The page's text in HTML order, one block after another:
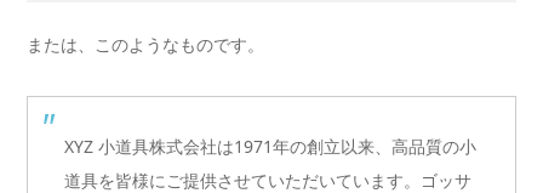
または、このようなものです。
XYZ 小道具株式会社は1971年の創立以来、高品質の小
道具を皆様にご提供させていただいています。ゴッサ